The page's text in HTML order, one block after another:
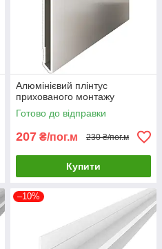
Алюмінієвий плінтус
прихованого монтажу
Готово до відправки
207 ₴/пог.м 230 ₴/пог.м
Купити
–10%